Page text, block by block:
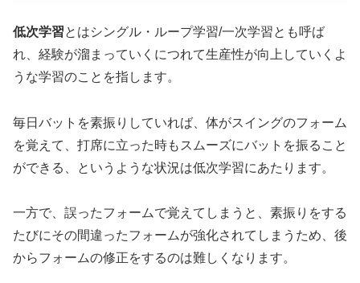
低次学習とはシングル・ループ学習/一次学習とも呼ば
れ、経験が溜まっていくにつれて生産性が向上していくよ
うな学習のことを指します。
毎日バットを素振りしていれば、体がスイングのフォーム
を覚えて、打席に立った時もスムーズにバットを振ること
ができる、というような状況は低次学習にあたります。
一方で、誤ったフォームで覚えてしまうと、素振りをする
たびにその間違ったフォームが強化されてしまうため、後
からフォームの修正をするのは難しくなります。